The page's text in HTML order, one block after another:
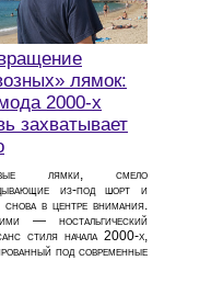
лямок:
2000‑х
захватывает
лямки, смело
из‑под шорт и
снова в центре внимания.
— ностальгический
стиля начала 2000‑х,
под современные